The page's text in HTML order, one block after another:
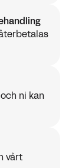
ni kan
vårt